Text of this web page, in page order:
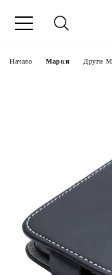
Начало Марки Други